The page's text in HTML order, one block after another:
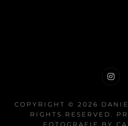
COPYRIGHT © 2026
RIGHTS RESERVED.
FOTOGRAFIE BY